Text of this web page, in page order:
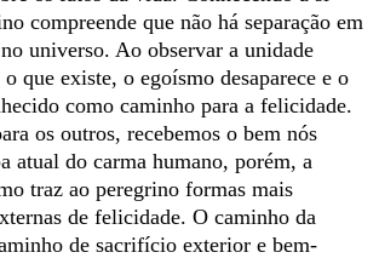
compreende que não há separação em
universo. Ao observar a unidade
que existe, o egoísmo desaparece e o
como caminho para a felicidade.
os outros, recebemos o bem nós
atual do carma humano, porém, a
traz ao peregrino formas mais
de felicidade. O caminho da
de sacrifício exterior e bem-